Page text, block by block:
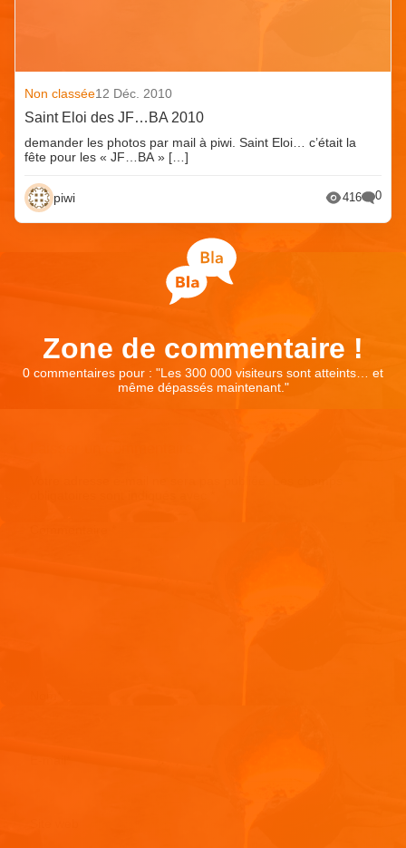
Non classée12 Déc. 2010
Saint Eloi des JF…BA 2010
demander les photos par mail à piwi. Saint Eloi… c’était la
fête pour les « JF…BA » […]
piwi 416 0
Zone de commentaire !
0 commentaires pour : "Les 300 000 visiteurs sont atteints… et
même dépassés maintenant. "